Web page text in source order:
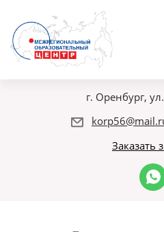
г. Оренбург,
Заказать